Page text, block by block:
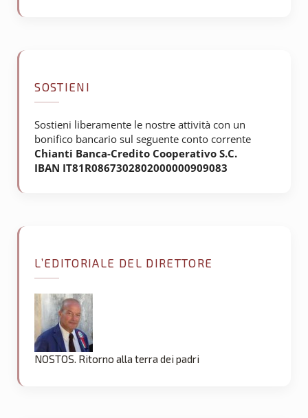
SOSTIENI
Sostieni liberamente le nostre attività con un
bonifico bancario sul seguente conto corrente
Chianti Banca-Credito Cooperativo S.C.
IBAN IT81R0867302802000000909083
L’EDITORIALE DEL DIRETTORE
NOSTOS. Ritorno alla terra dei padri